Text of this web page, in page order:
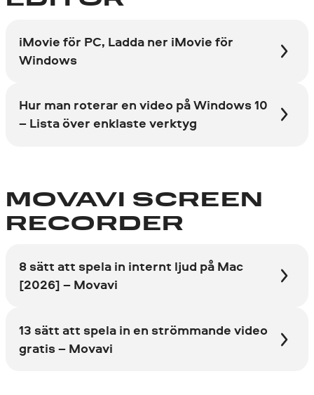
iMovie för PC, Ladda ner iMovie för
Windows
Hur man roterar en video på Windows 10
– Lista över enklaste verktyg
MOVAVI SCREEN
RECORDER
8 sätt att spela in internt ljud på Mac
[2026] – Movavi
13 sätt att spela in en strömmande video
gratis – Movavi